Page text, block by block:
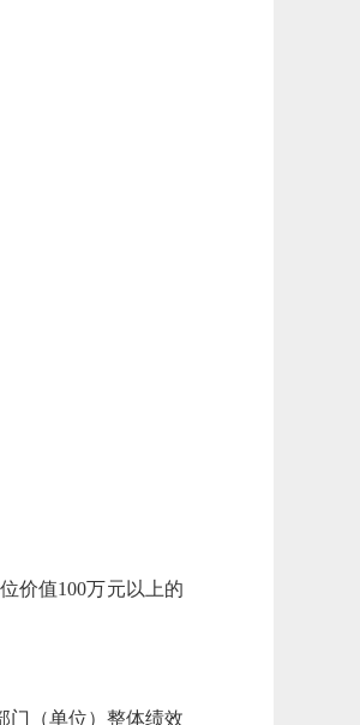
价值100万元以上的
门（单位）整体绩效